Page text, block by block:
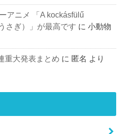
アニメ 「A kockásfülű
さぎ）」が最高です に小動物
重大発表まとめ に 匿名 より